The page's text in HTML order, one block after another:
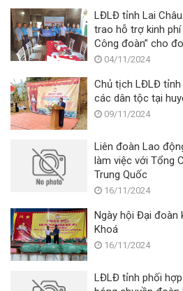
LĐLĐ tỉnh Lai
trao hỗ trợ kinh phí
Công đoàn” cho
Châu04/11/2024
Chủ tịch LĐLĐ
các dân tộc tại
09/11/2024
Liên đoàn Lao
làm việc với Tổng
Trung Quốc
16/11/2024
Ngày hội Đại đoàn
Khoá
16/11/2024
LĐLĐ tỉnh phối